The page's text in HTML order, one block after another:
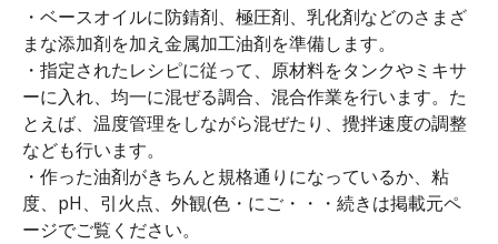
・ベースオイルに防錆剤、極圧剤、乳化剤などのさまざ
まな添加剤を加え金属加工油剤を準備します。
・指定されたレシピに従って、原材料をタンクやミキサ
ーに入れ、均一に混ぜる調合、混合作業を行います。た
とえば、温度管理をしながら混ぜたり、攪拌速度の調整
なども行います。
・作った油剤がきちんと規格通りになっているか、粘
度、pH、引火点、外観(色・にご・・・続きは掲載元ペ
ージでご覧ください。